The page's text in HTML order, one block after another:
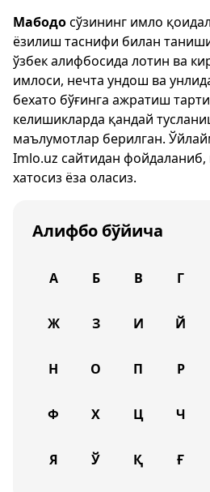
Мабодосўзининг имло
ёзилиш таснифи билан
ўзбек алифбосида лотин ва
имлоси, нечта ундош ва
бехато бўғинга ажратиш
келишикларда қандай
маълумотлар берилган.
Imlo.uz сайтидан фойдаланиб,
хатосиз ёза оласиз.
Алифбо бўйича
А Б В Г
Ж З И Й
Н О П Р
Ф Х Ц Ч
Я Ў Қ Ғ